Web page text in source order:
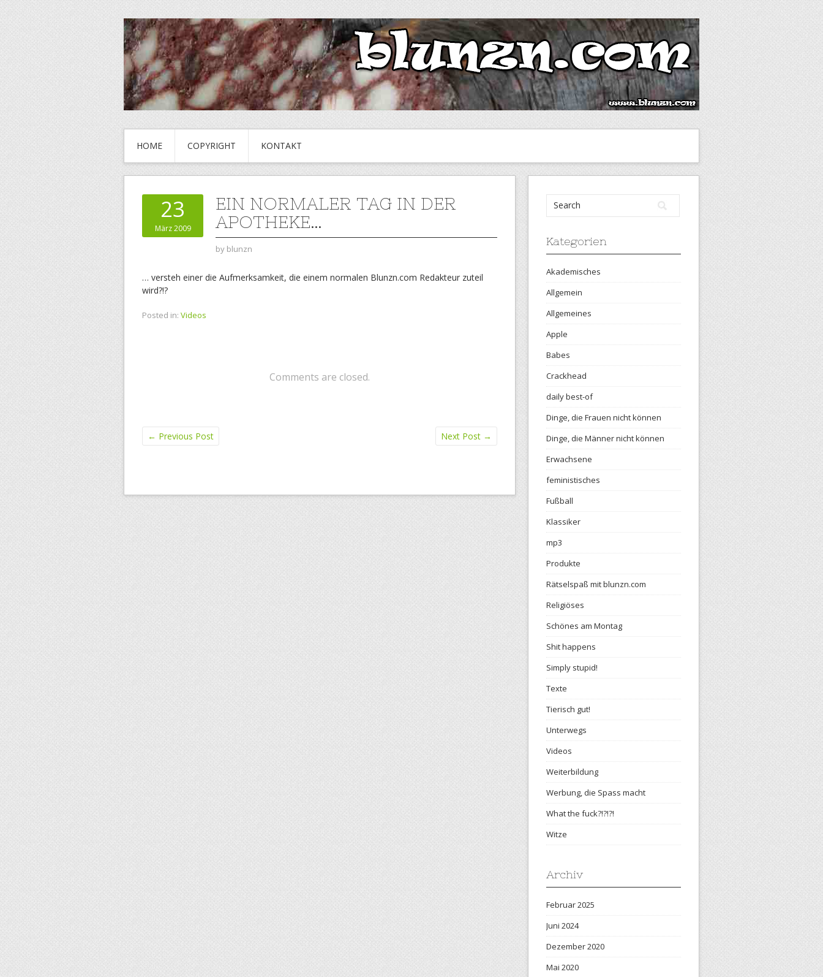
HOME COPYRIGHT KONTAKT
23
März 2009
EIN NORMALER TAG IN DER
APOTHEKE…
by blunzn
… versteh einer die Aufmerksamkeit, die einem normalen Blunzn.com Redakteur zuteil
wird?!?
Posted in: Videos
Comments are closed.
← Previous Post Next Post →
Kategorien
Akademisches
Allgemein
Allgemeines
Apple
Babes
Crackhead
daily best-of
Dinge, die Frauen nicht können
Dinge, die Männer nicht können
Erwachsene
feministisches
Fußball
Klassiker
mp3
Produkte
Rätselspaß mit blunzn.com
Religiöses
Schönes am Montag
Shit happens
Simply stupid!
Texte
Tierisch gut!
Unterwegs
Videos
Weiterbildung
Werbung, die Spass macht
What the fuck?!?!?!
Witze
Archiv
Februar 2025
Juni 2024
Dezember 2020
Mai 2020